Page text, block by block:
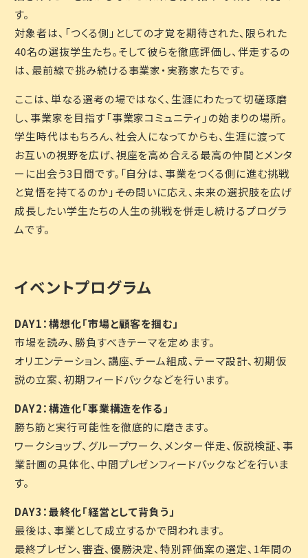
す。
対象者は、「つくる側」としての才覚を期待された、限られた
40名の選抜学生たち。そして彼らを徹底評価し、伴走するの
は、最前線で挑み続ける事業家・実務家たちです。
ここは、単なる選考の場ではなく、生涯にわたって切磋琢磨
し、事業家を目指す「事業家コミュニティ」の始まりの場所。
学生時代はもちろん、社会人になってからも、生涯に渡って
お互いの視野を広げ、視座を高め合える最高の仲間とメンタ
ーに出会う3日間です。「自分は、事業をつくる側に進む挑戦
と覚悟を持てるのか」――その問いに応え、未来の選択肢を広げ
成長したい学生たちの人生の挑戦を併走し続けるプログラ
ムです。
イベントプログラム
DAY1：構想化「市場と顧客を掴む」
市場を読み、勝負すべきテーマを定めます。
オリエンテーション、講座、チーム組成、テーマ設計、初期仮
説の立案、初期フィードバックなどを行います。
DAY2：構造化「事業構造を作る」
勝ち筋と実行可能性を徹底的に磨きます。
ワークショップ、グループワーク、メンター伴走、仮説検証、事
業計画の具体化、中間プレゼンフィードバックなどを行いま
す。
DAY3：最終化「経営として背負う」
最後は、事業として成立するかで問われます。
最終プレゼン、審査、優勝決定、特別評価案の選定、1年間の